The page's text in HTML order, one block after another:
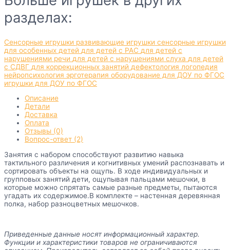
разделах:
Сенсорные игрушки развивающие игрушки сенсорные игрушки
для особенных детей для детей с РАС для детей с
нарушениями речи для детей с нарушениями слуха для детей
с СДВГ для коррекционных занятий дефектология логопедия
нейропсихология эрготерапия оборудование для ДОУ по ФГОС
игрушки для ДОУ по ФГОС
Описание
Детали
Доставка
Оплата
Отзывы (0)
Вопрос-ответ (2)
Занятия с набором способствуют развитию навыка
тактильного различения и когнитивных умений распознавать и
сортировать объекты на ощупь. В ходе индивидуальных и
групповых занятий дети, ощупывая пальцами мешочки, в
которые можно спрятать самые разные предметы, пытаются
угадать их содержимое.В комплекте – настенная деревянная
полка, набор разноцветных мешочков.
Приведенные данные носят информационный характер.
Функции и характеристики товаров не ограничиваются